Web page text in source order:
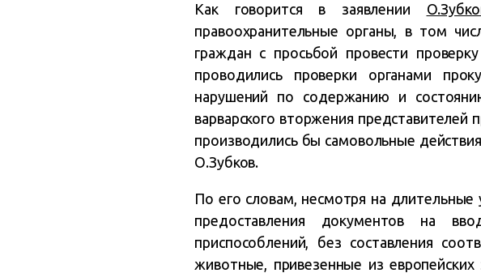
Как говорится в заявлении
правоохранительные органы, в том
граждан с просьбой провести
проводились проверки органами
нарушений по содержанию и
варварского вторжения
производились бы самовольные
О.Зубков.
По его словам, несмотря на длительные
предоставления документов на
приспособлений, без составления
животные, привезенные из